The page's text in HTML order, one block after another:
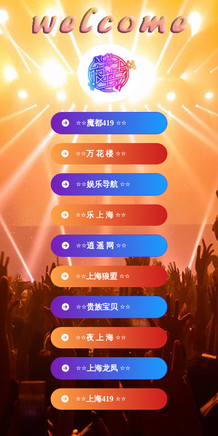
⭐⭐魔都419 ⭐⭐
⭐⭐万 花 楼 ⭐⭐
⭐⭐娱乐导航 ⭐⭐
⭐⭐乐 上 海 ⭐⭐
⭐⭐逍 遥 网 ⭐⭐
⭐⭐ 上海狼盟 ⭐⭐
⭐⭐贵族宝贝 ⭐⭐
⭐⭐夜 上 海 ⭐⭐
⭐⭐ 上海龙凤 ⭐⭐
⭐⭐ 上海419 ⭐⭐